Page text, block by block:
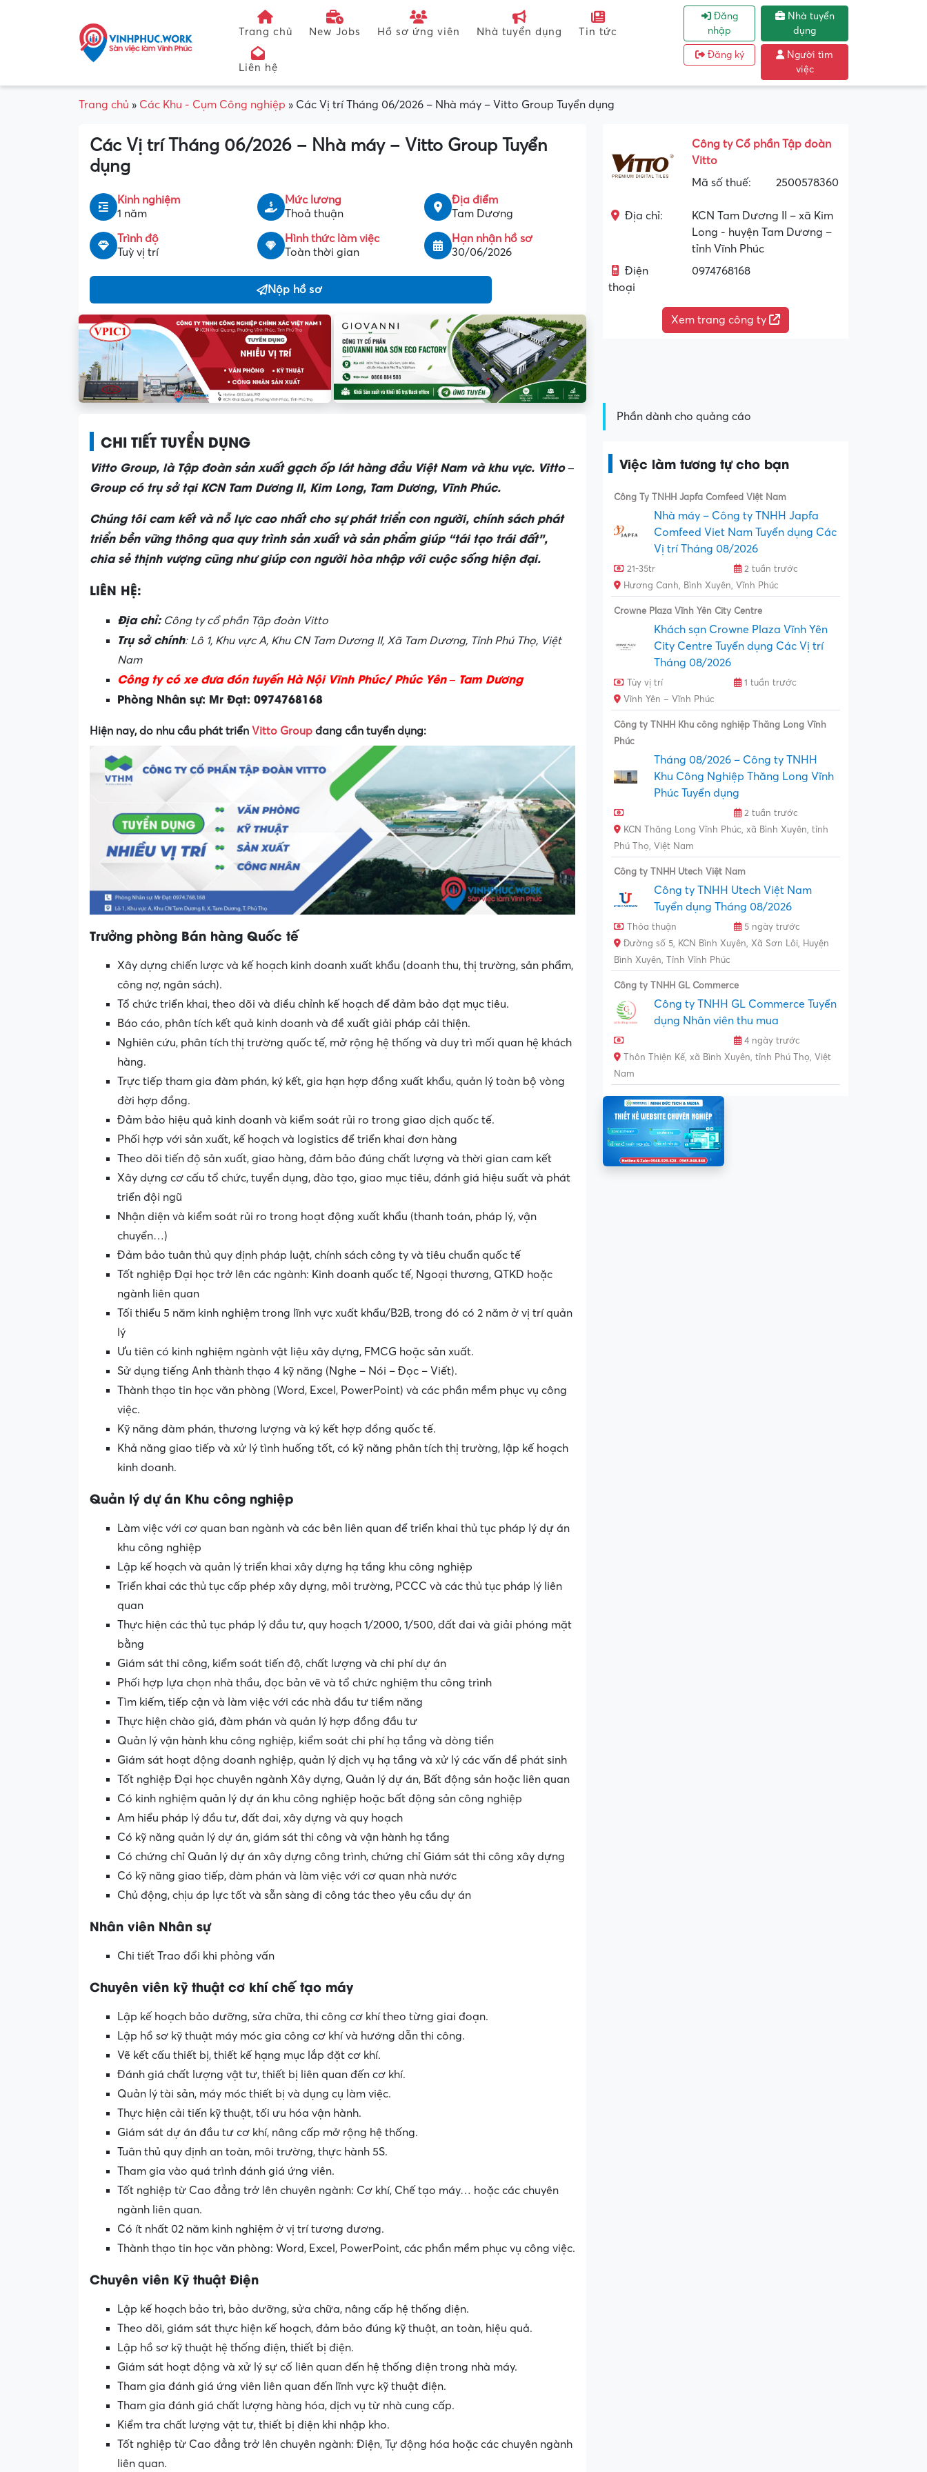
Trang chủ New Jobs Hồ sơ ứng viên Nhà tuyển dụng Tin tức
Liên hệ
Đăng
nhập
Đăng ký
Nhà tuyển
dụng
Người tìm
việc
Trang chủ » Các Khu - Cụm Công nghiệp » Các Vị trí Tháng 06/2026 – Nhà máy – Vitto Group Tuyển dụng
Các Vị trí Tháng 06/2026 – Nhà máy – Vitto Group Tuyển
dụng
Kinh nghiệm
1 năm
Mức lương
Thoả thuận
Địa điểm
Tam Dương
Trình độ
Tuỳ vị trí
Hình thức làm việc
Toàn thời gian
Hạn nhận hồ sơ
30/06/2026
Nộp hồ sơ
Công ty Cổ phần Tập đoàn
Vitto
Mã số thuế:
2500578360
Địa chỉ:
KCN Tam Dương II – xã Kim
Long - huyện Tam Dương –
tỉnh Vĩnh Phúc
Điện
thoại
0974768168
Xem trang công ty
CHI TIẾT TUYỂN DỤNG
Vitto Group, là Tập đoàn sản xuất gạch ốp lát hàng đầu Việt Nam và khu vực. Vitto –
Group có trụ sở tại KCN Tam Dương II, Kim Long, Tam Dương, Vĩnh Phúc.
Chúng tôi cam kết và nỗ lực cao nhất cho sự phát triển con người, chính sách phát
triển bền vững thông qua quy trình sản xuất và sản phẩm giúp “tái tạo trái đất”,
chia sẻ thịnh vượng cũng như giúp con người hòa nhập với cuộc sống hiện đại.
LIÊN HỆ:
Địa chỉ:Công ty cổ phần Tập đoàn Vitto
Trụ sở chính: Lô 1, Khu vực A, Khu CN Tam Dương II, Xã Tam Dương, Tỉnh Phú Thọ, Việt
Nam
Công ty có xe đưa đón tuyến Hà Nội Vĩnh Phúc/ Phúc Yên – Tam Dương
Phòng Nhân sự: Mr Đạt: 0974768168
Hiện nay, do nhu cầu phát triển Vitto Group đang cần tuyển dụng:
Trưởng phòng Bán hàng Quốc tế
Xây dựng chiến lược và kế hoạch kinh doanh xuất khẩu (doanh thu, thị trường, sản phẩm,
công nợ, ngân sách).
Tổ chức triển khai, theo dõi và điều chỉnh kế hoạch để đảm bảo đạt mục tiêu.
Báo cáo, phân tích kết quả kinh doanh và đề xuất giải pháp cải thiện.
Nghiên cứu, phân tích thị trường quốc tế, mở rộng hệ thống và duy trì mối quan hệ khách
hàng.
Trực tiếp tham gia đàm phán, ký kết, gia hạn hợp đồng xuất khẩu, quản lý toàn bộ vòng
đời hợp đồng.
Đảm bảo hiệu quả kinh doanh và kiểm soát rủi ro trong giao dịch quốc tế.
Phối hợp với sản xuất, kế hoạch và logistics để triển khai đơn hàng
Theo dõi tiến độ sản xuất, giao hàng, đảm bảo đúng chất lượng và thời gian cam kết
Xây dựng cơ cấu tổ chức, tuyển dụng, đào tạo, giao mục tiêu, đánh giá hiệu suất và phát
triển đội ngũ
Nhận diện và kiểm soát rủi ro trong hoạt động xuất khẩu (thanh toán, pháp lý, vận
chuyển…)
Đảm bảo tuân thủ quy định pháp luật, chính sách công ty và tiêu chuẩn quốc tế
Tốt nghiệp Đại học trở lên các ngành: Kinh doanh quốc tế, Ngoại thương, QTKD hoặc
ngành liên quan
Tối thiểu 5 năm kinh nghiệm trong lĩnh vực xuất khẩu/B2B, trong đó có 2 năm ở vị trí quản
lý
Ưu tiên có kinh nghiệm ngành vật liệu xây dựng, FMCG hoặc sản xuất.
Sử dụng tiếng Anh thành thạo 4 kỹ năng (Nghe – Nói – Đọc – Viết).
Thành thạo tin học văn phòng (Word, Excel, PowerPoint) và các phần mềm phục vụ công
việc.
Kỹ năng đàm phán, thương lượng và ký kết hợp đồng quốc tế.
Khả năng giao tiếp và xử lý tình huống tốt, có kỹ năng phân tích thị trường, lập kế hoạch
kinh doanh.
Quản lý dự án Khu công nghiệp
Làm việc với cơ quan ban ngành và các bên liên quan để triển khai thủ tục pháp lý dự án
khu công nghiệp
Lập kế hoạch và quản lý triển khai xây dựng hạ tầng khu công nghiệp
Triển khai các thủ tục cấp phép xây dựng, môi trường, PCCC và các thủ tục pháp lý liên
quan
Thực hiện các thủ tục pháp lý đầu tư, quy hoạch 1/2000, 1/500, đất đai và giải phóng mặt
bằng
Giám sát thi công, kiểm soát tiến độ, chất lượng và chi phí dự án
Phối hợp lựa chọn nhà thầu, đọc bản vẽ và tổ chức nghiệm thu công trình
Tìm kiếm, tiếp cận và làm việc với các nhà đầu tư tiềm năng
Thực hiện chào giá, đàm phán và quản lý hợp đồng đầu tư
Quản lý vận hành khu công nghiệp, kiểm soát chi phí hạ tầng và dòng tiền
Giám sát hoạt động doanh nghiệp, quản lý dịch vụ hạ tầng và xử lý các vấn đề phát sinh
Tốt nghiệp Đại học chuyên ngành Xây dựng, Quản lý dự án, Bất động sản hoặc liên quan
Có kinh nghiệm quản lý dự án khu công nghiệp hoặc bất động sản công nghiệp
Am hiểu pháp lý đầu tư, đất đai, xây dựng và quy hoạch
Có kỹ năng quản lý dự án, giám sát thi công và vận hành hạ tầng
Có chứng chỉ Quản lý dự án xây dựng công trình, chứng chỉ Giám sát thi công xây dựng
Có kỹ năng giao tiếp, đàm phán và làm việc với cơ quan nhà nước
Chủ động, chịu áp lực tốt và sẵn sàng đi công tác theo yêu cầu dự án
Nhân viên Nhân sự
Chi tiết Trao đổi khi phỏng vấn
Chuyên viên kỹ thuật cơ khí chế tạo máy
Lập kế hoạch bảo dưỡng, sửa chữa, thi công cơ khí theo từng giai đoạn.
Lập hồ sơ kỹ thuật máy móc gia công cơ khí và hướng dẫn thi công.
Vẽ kết cấu thiết bị, thiết kế hạng mục lắp đặt cơ khí.
Đánh giá chất lượng vật tư, thiết bị liên quan đến cơ khí.
Quản lý tài sản, máy móc thiết bị và dụng cụ làm việc.
Thực hiện cải tiến kỹ thuật, tối ưu hóa vận hành.
Giám sát dự án đầu tư cơ khí, nâng cấp mở rộng hệ thống.
Tuân thủ quy định an toàn, môi trường, thực hành 5S.
Tham gia vào quá trình đánh giá ứng viên.
Tốt nghiệp từ Cao đẳng trở lên chuyên ngành: Cơ khí, Chế tạo máy… hoặc các chuyên
ngành liên quan.
Có ít nhất 02 năm kinh nghiệm ở vị trí tương đương.
Thành thạo tin học văn phòng: Word, Excel, PowerPoint, các phần mềm phục vụ công việc.
Chuyên viên Kỹ thuật Điện
Lập kế hoạch bảo trì, bảo dưỡng, sửa chữa, nâng cấp hệ thống điện.
Theo dõi, giám sát thực hiện kế hoạch, đảm bảo đúng kỹ thuật, an toàn, hiệu quả.
Lập hồ sơ kỹ thuật hệ thống điện, thiết bị điện.
Giám sát hoạt động và xử lý sự cố liên quan đến hệ thống điện trong nhà máy.
Tham gia đánh giá ứng viên liên quan đến lĩnh vực kỹ thuật điện.
Tham gia đánh giá chất lượng hàng hóa, dịch vụ từ nhà cung cấp.
Kiểm tra chất lượng vật tư, thiết bị điện khi nhập kho.
Tốt nghiệp từ Cao đẳng trở lên chuyên ngành: Điện, Tự động hóa hoặc các chuyên ngành
liên quan.
Phần dành cho quảng cáo
Việc làm tương tự cho bạn
Công Ty TNHH Japfa Comfeed Việt Nam
Nhà máy – Công ty TNHH Japfa
Comfeed Viet Nam Tuyển dụng Các
Vị trí Tháng 08/2026
21-35tr
2 tuần trước
Hương Canh, Bình Xuyên, Vĩnh Phúc
Crowne Plaza Vĩnh Yên City Centre
Khách sạn Crowne Plaza Vĩnh Yên
City Centre Tuyển dụng Các Vị trí
Tháng 08/2026
Tùy vị trí
1 tuần trước
Vĩnh Yên – Vĩnh Phúc
Công ty TNHH Khu công nghiệp Thăng Long Vĩnh
Phúc
Tháng 08/2026 – Công ty TNHH
Khu Công Nghiệp Thăng Long Vĩnh
Phúc Tuyển dụng
2 tuần trước
KCN Thăng Long Vĩnh Phúc, xã Bình Xuyên, tỉnh
Phú Thọ, Việt Nam
Công ty TNHH Utech Việt Nam
Công ty TNHH Utech Việt Nam
Tuyển dụng Tháng 08/2026
Thỏa thuận
5 ngày trước
Đường số 5, KCN Bình Xuyên, Xã Sơn Lôi, Huyện
Bình Xuyên, Tỉnh Vĩnh Phúc
Công ty TNHH GL Commerce
Công ty TNHH GL Commerce Tuyển
dụng Nhân viên thu mua
4 ngày trước
Thôn Thiện Kế, xã Bình Xuyên, tỉnh Phú Thọ, Việt
Nam